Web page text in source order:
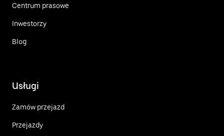
Centrum prasowe
Inwestorzy
Blog
Usługi
Zamów przejazd
Przejazdy